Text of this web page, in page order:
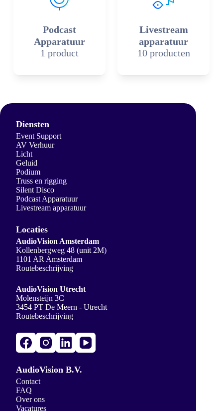
Podcast
Apparatuur
1 product
Livestream
apparatuur
10 producten
Diensten
Event Support
AV Verhuur
Licht
Geluid
Podium
Truss en rigging
Silent Disco
Podcast Apparatuur
Livestream apparatuur
Locaties
AudioVision Amsterdam
Kollenbergweg 48 (unit 2M)
1101 AR Amsterdam
Routebeschrijving
AudioVision Utrecht
Molensteijn 3C
3454 PT De Meern - Utrecht
Routebeschrijving
AudioVision B.V.
Contact
FAQ
Over ons
Vacatures